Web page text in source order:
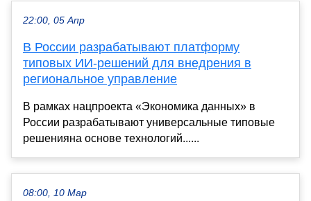
22:00, 05 Апр
В России разрабатывают платформу
типовых ИИ-решений для внедрения в
региональное управление
В рамках нацпроекта «Экономика данных» в
России разрабатывают универсальные типовые
решенияна основе технологий......
08:00, 10 Мар